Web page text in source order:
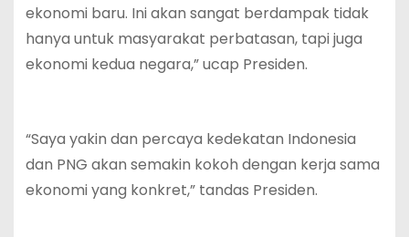
ekonomi baru. Ini akan sangat berdampak tidak
hanya untuk masyarakat perbatasan, tapi juga
ekonomi kedua negara,” ucap Presiden.
“Saya yakin dan percaya kedekatan Indonesia
dan PNG akan semakin kokoh dengan kerja sama
ekonomi yang konkret,” tandas Presiden.